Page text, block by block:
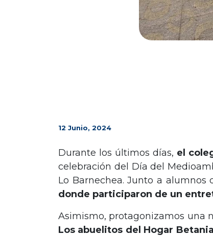
12 Junio, 2024
Durante los últimos días, el
celebración del Día del
Lo Barnechea. Junto a
donde participaron de un
Asimismo, protagonizamos una
Los abuelitos del Hogar